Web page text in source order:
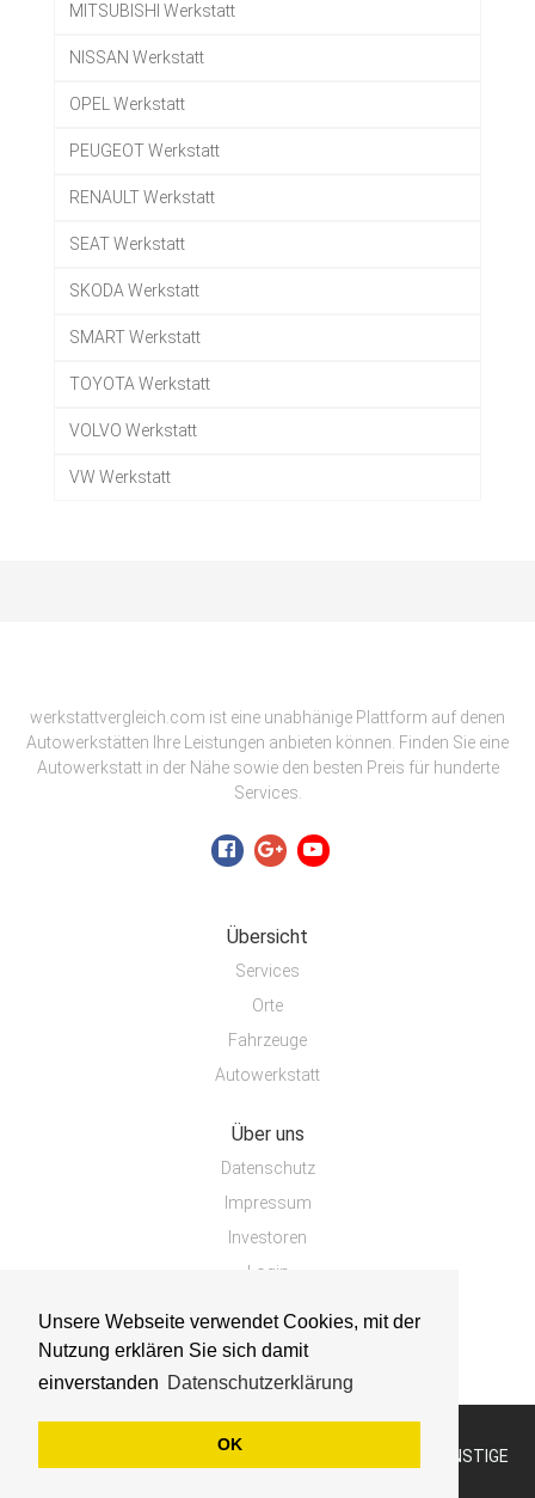
Unsere Webseite verwendet Cookies, mit der
Nutzung erklären Sie sich damit
einverstanden Datenschutzerklärung
OK
MITSUBISHI Werkstatt
NISSAN Werkstatt
OPEL Werkstatt
PEUGEOT Werkstatt
RENAULT Werkstatt
SEAT Werkstatt
SKODA Werkstatt
SMART Werkstatt
TOYOTA Werkstatt
VOLVO Werkstatt
VW Werkstatt
werkstattvergleich.com ist eine unabhänige Plattform auf denen
Autowerkstätten Ihre Leistungen anbieten können. Finden Sie eine
Autowerkstatt in der Nähe sowie den besten Preis für hunderte
Services.
Übersicht
Services
Orte
Fahrzeuge
Autowerkstatt
Über uns
Datenschutz
Impressum
Investoren
Login
COPYRIGHT © 2019 - WERKSTATTVERGLEICH.COM - GÜNSTIGE